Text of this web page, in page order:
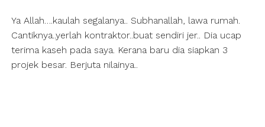
Ya Allah….kaulah segalanya.. Subhanallah, lawa rumah.
Cantiknya..yerlah kontraktor..buat sendiri jer.. Dia ucap
terima kaseh pada saya. Kerana baru dia siapkan 3
projek besar. Berjuta nilainya..